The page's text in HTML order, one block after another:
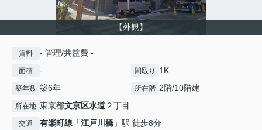
【外観】
賃料 - 管理/共益費 -
面積 - 間取り 1K
築年数 築6年 所在階 2階/10階建
所在地 東京都文京区水道２丁目
交通 有楽町線 「江戸川橋 」駅 徒歩8分